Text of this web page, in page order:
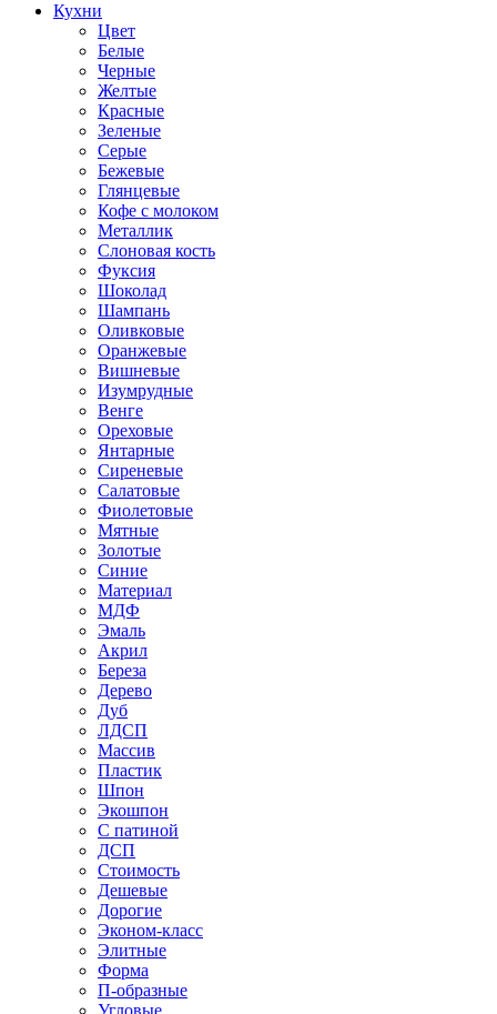
Кухни
Цвет
Белые
Черные
Желтые
Красные
Зеленые
Серые
Бежевые
Глянцевые
Кофе с молоком
Металлик
Слоновая кость
Фуксия
Шоколад
Шампань
Оливковые
Оранжевые
Вишневые
Изумрудные
Венге
Ореховые
Янтарные
Сиреневые
Салатовые
Фиолетовые
Мятные
Золотые
Синие
Материал
МДФ
Эмаль
Акрил
Береза
Дерево
Дуб
ЛДСП
Массив
Пластик
Шпон
Экошпон
С патиной
ДСП
Стоимость
Дешевые
Дорогие
Эконом-класс
Элитные
Форма
П-образные
Угловые